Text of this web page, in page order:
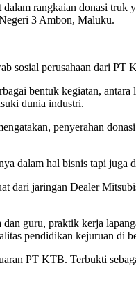
rangkaian donasi
3 Ambon, Maluku.
sosial perusahaan dari
bentuk kegiatan,
dunia industri.
penyerahan
dalam hal bisnis tapi
dari jaringan Dealer
guru, praktik kerja
pendidikan kejuruan di
PT KTB. Terbukti